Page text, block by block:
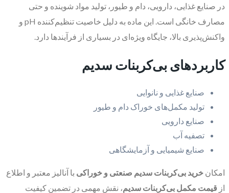
در صنایع غذایی، دارویی، دام و طیور، تولید مواد شوینده و حتی
مصارف خانگی است. این ماده به دلیل خاصیت تنظیم‌کننده pH و
واکنش‌پذیری بالا، جایگاه ویژه‌ای در بسیاری از فرآیندها دارد.
کاربردهای بی‌کربنات سدیم
صنایع غذایی و نانوایی
تولید مکمل‌های خوراک دام و طیور
صنایع دارویی
تصفیه آب
صنایع شیمیایی و آزمایشگاهی
امکان خرید بی‌کربنات سدیم صنعتی و خوراکی با آنالیز معتبر و اطلاع
از قیمت مکمل بی‌کربنات سدیم ، نقش مهمی در تضمین کیفیت